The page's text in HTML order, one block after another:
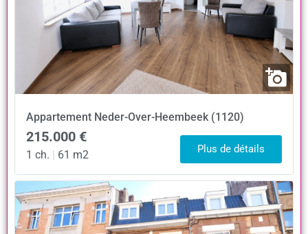
Appartement Neder-Over-Heembeek (1120)
215.000 €
1 ch. | 61 m2 Plus de détails